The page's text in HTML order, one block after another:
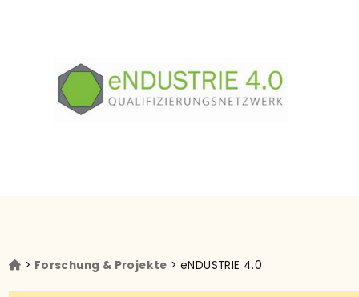
> Forschung & Projekte > eNDUSTRIE 4.0